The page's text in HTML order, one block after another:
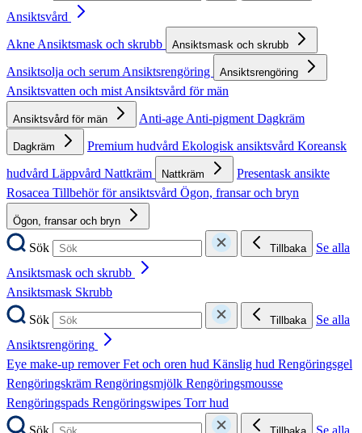
Ansiktsvård
AkneAnsiktsmask och skrubb Ansiktsmask och skrubb
Ansiktsolja och serumAnsiktsrengöring Ansiktsrengöring
Ansiktsvatten och mistAnsiktsvård för män
Ansiktsvård för män Anti-ageAnti-pigmentDagkräm
Dagkräm Premium hudvård Ekologisk ansiktsvård Koreansk
hudvård Läppvård Nattkräm Nattkräm
Presentask ansikte
Rosacea Tillbehör för ansiktsvård Ögon, fransar och bryn
Ögon, fransar och bryn
Sök Tillbaka
Se alla
Ansiktsmask och skrubb
Ansiktsmask Skrubb
Sök
Tillbaka
Se alla
Ansiktsrengöring
Eye make-up removerFet och oren hud Känslig hud Rengöringsgel
Rengöringskräm Rengöringsmjölk Rengöringsmousse
Rengöringspads Rengöringswipes Torr hud